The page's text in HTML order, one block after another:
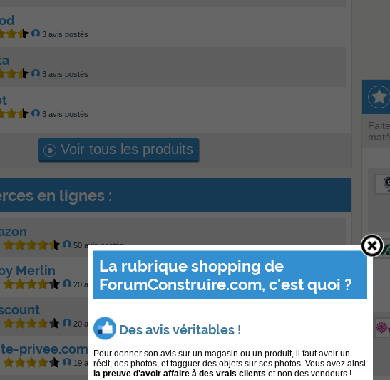
3 avis postés
3 avis postés
3 avis postés
Voir tous les produits
en lignes :
50 avis postés
Merlin
20 avis postés
20 avis postés
privee.com
19 avis postés
La rubrique shopping de
ForumConstruire.com, c'est quoi ?
Des avis véritables !
Pour donner son avis sur un magasin ou un produit, il faut avoir un
récit, des photos, et tagguer des objets sur ses photos. Vous avez ainsi
la preuve d'avoir affaire à des vrais clients et non des vendeurs !